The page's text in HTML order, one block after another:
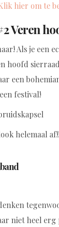
hier om te
Veren
Als je een
hoofd
een
festival!
helemaal
niet heel